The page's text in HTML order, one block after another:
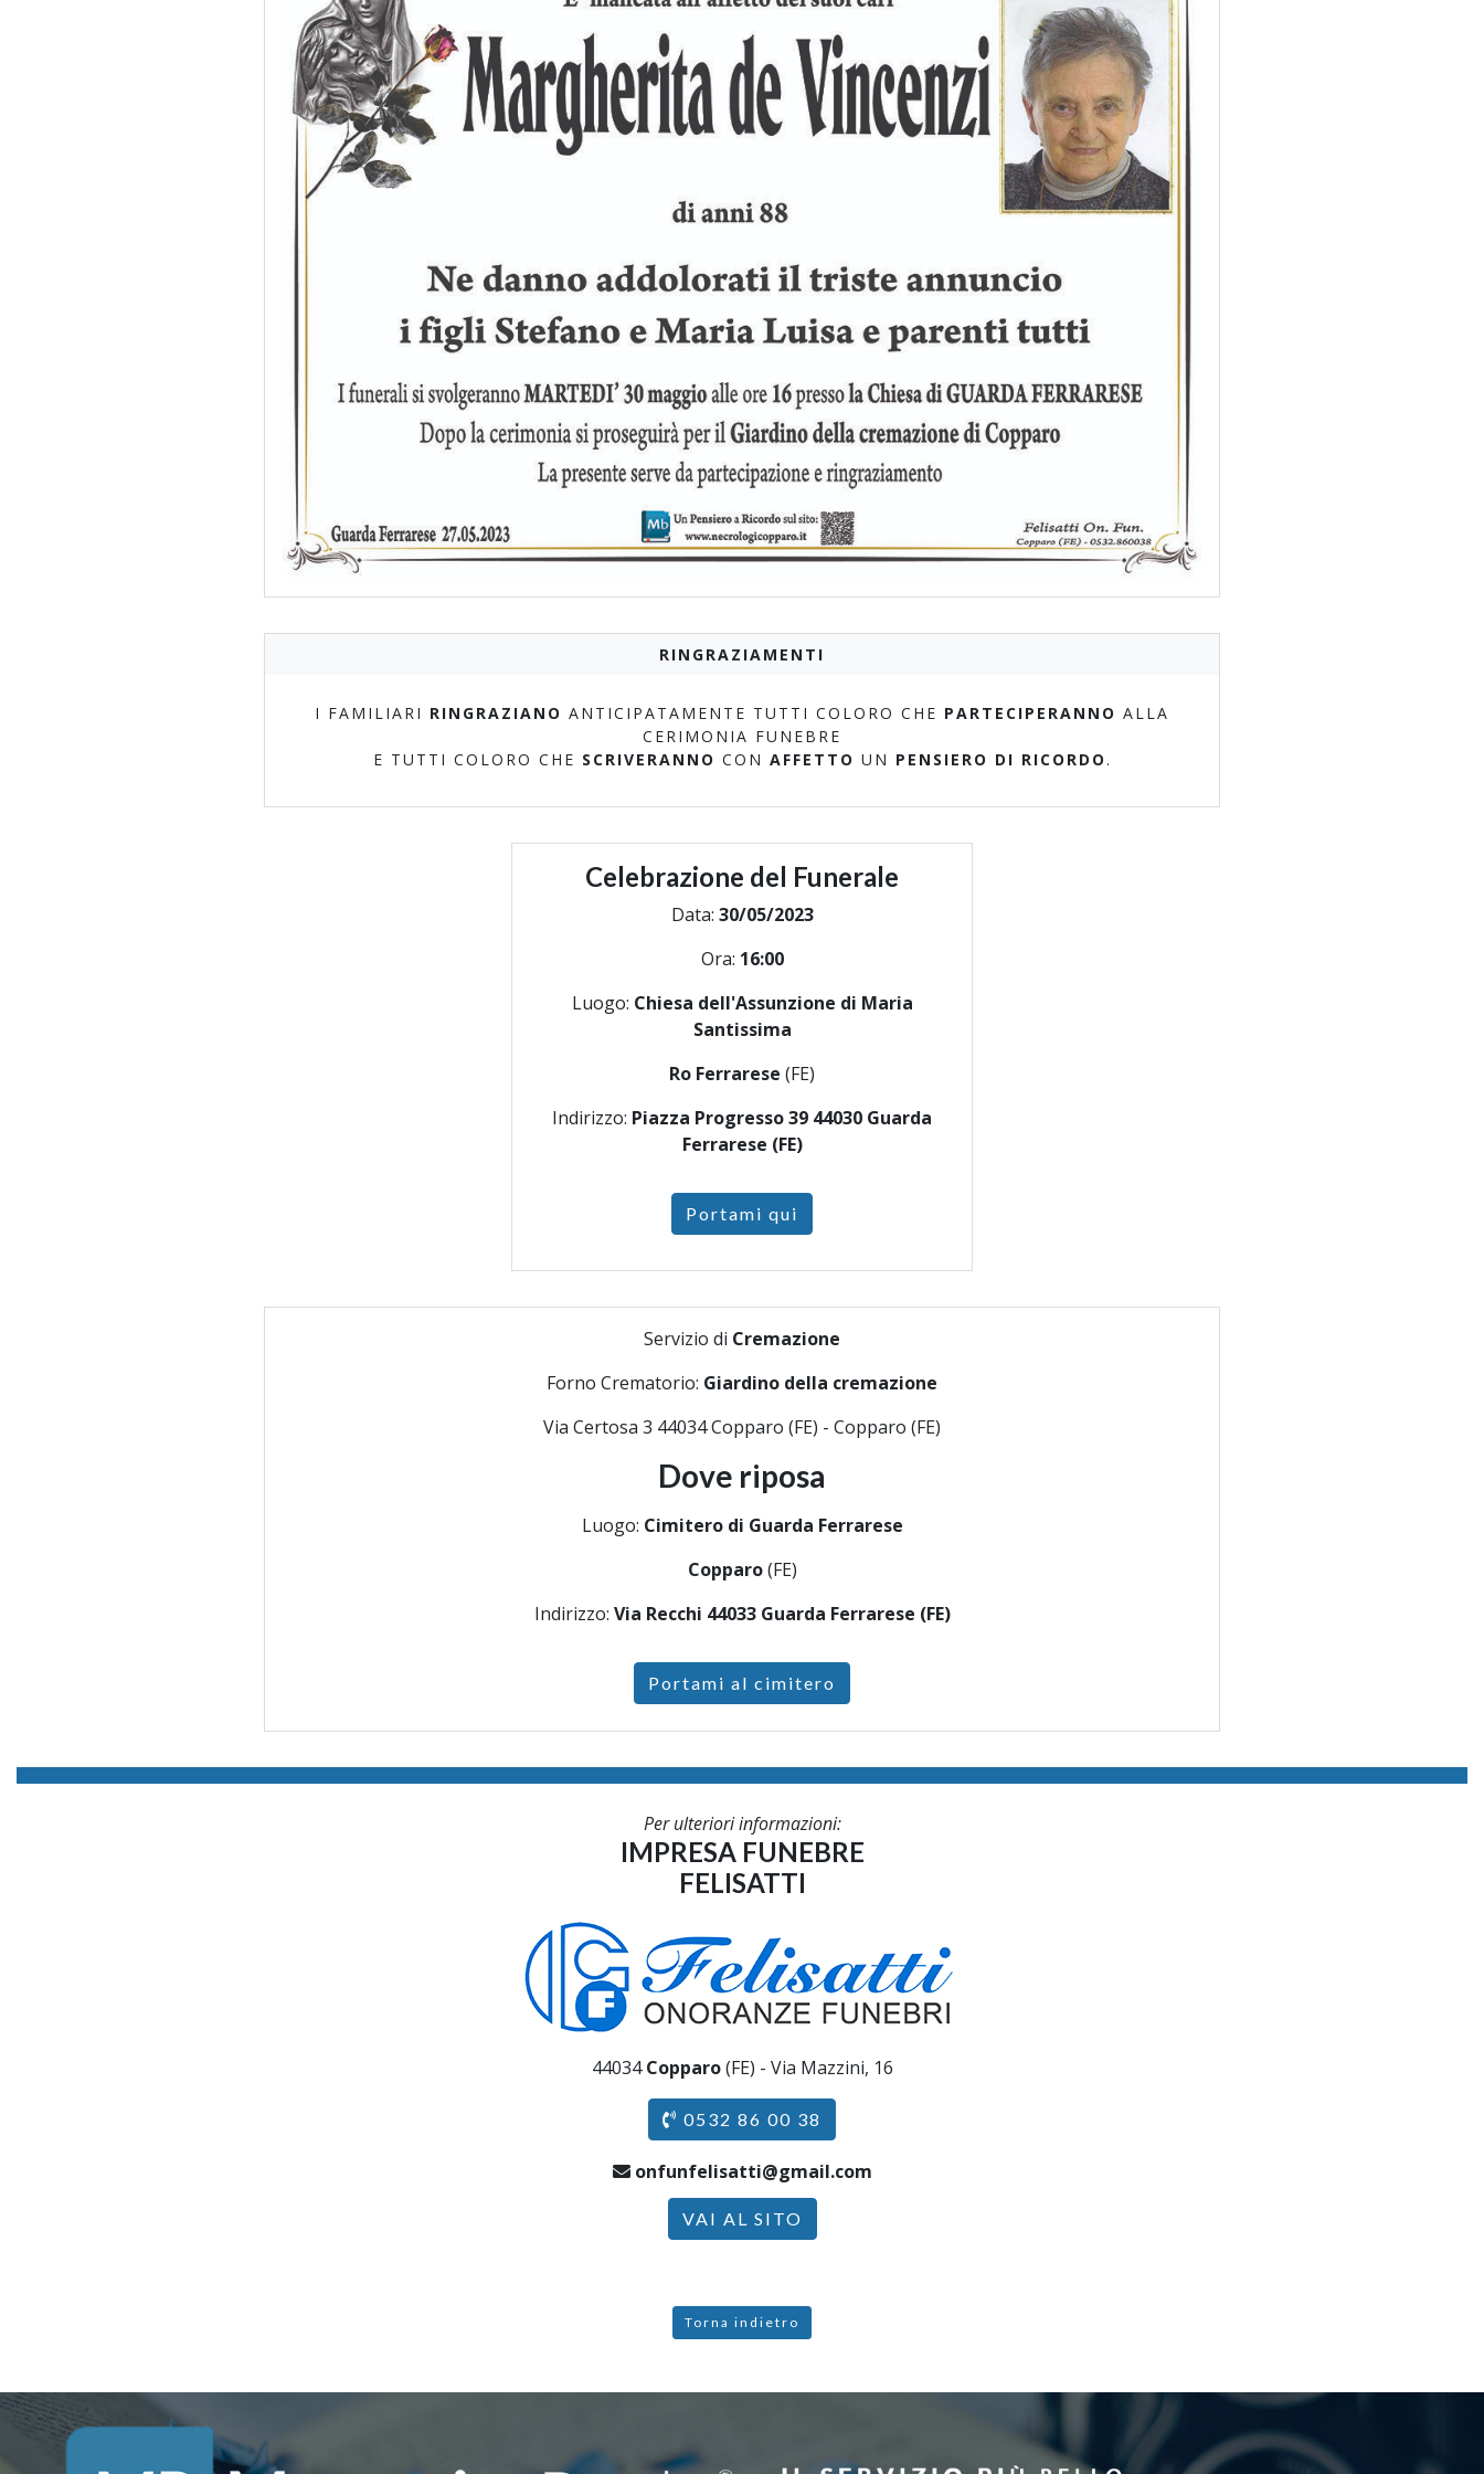
RINGRAZIAMENTI
I FAMILIARI RINGRAZIANO ANTICIPATAMENTE TUTTI COLORO CHE PARTECIPERANNO ALLA
CERIMONIA FUNEBRE
E TUTTI COLORO CHE SCRIVERANNO CON AFFETTO UN PENSIERO DI RICORDO .
Celebrazione del Funerale
Data: 30/05/2023
Ora: 16:00
Luogo: Chiesa dell'Assunzione di Maria
Santissima
Ro Ferrarese (FE)
Indirizzo: Piazza Progresso 39 44030 Guarda
Ferrarese (FE)
Portami qui
Servizio di Cremazione
Forno Crematorio: Giardino della cremazione
Via Certosa 3 44034 Copparo (FE) - Copparo (FE)
Dove riposa
Luogo: Cimitero di Guarda Ferrarese
Copparo(FE)
Indirizzo: Via Recchi 44033 Guarda Ferrarese (FE)
Portami al cimitero
Per ulteriori informazioni:
IMPRESA FUNEBRE
FELISATTI
44034Copparo(FE) - Via Mazzini, 16
0532 86 00 38
onfunfelisatti@gmail.com
VAI AL SITO
Torna indietro